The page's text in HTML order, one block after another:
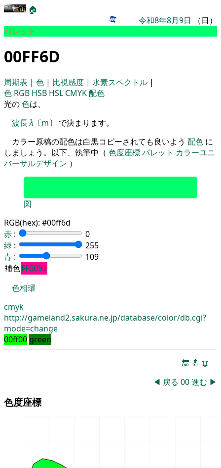
🏠
令和8年8月9日 （日）
パレット
00FF6D
周期表 | 色 | 比視感度 | 水素スペクトル |
色 RGB HSB HSL CMYK配色
光の色は、
波長λ 〔m〕 で決まります。
カラー原稿の配色は白黒コピーされても良いよう 配色 に
しましょう。以下、執筆中（ 色度座標パレット カラーユニ
バーサルデザイン ）
図
RGB(hex): #00ff6d
赤 :
0
緑 :
255
青 :
109
補色FF0092
色相環
cmyk
http://gameland2.sakura.ne.jp/database/color/db.cgi?
mode=change
00ff00 green
🔚 🔝 📖
◀ 戻る 00進む ▶
色度座標